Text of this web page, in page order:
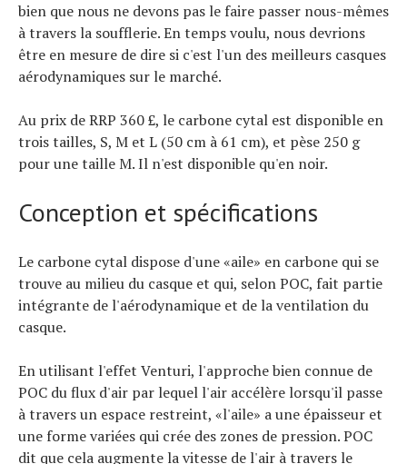
bien que nous ne devons pas le faire passer nous-mêmes
à travers la soufflerie. En temps voulu, nous devrions
être en mesure de dire si c'est l'un des meilleurs casques
aérodynamiques sur le marché.
Au prix de RRP 360 £, le carbone cytal est disponible en
trois tailles, S, M et L (50 cm à 61 cm), et pèse 250 g
pour une taille M. Il n'est disponible qu'en noir.
Conception et spécifications
Le carbone cytal dispose d'une «aile» en carbone qui se
trouve au milieu du casque et qui, selon POC, fait partie
intégrante de l'aérodynamique et de la ventilation du
casque.
En utilisant l'effet Venturi, l'approche bien connue de
POC du flux d'air par lequel l'air accélère lorsqu'il passe
à travers un espace restreint, «l'aile» a une épaisseur et
une forme variées qui crée des zones de pression. POC
dit que cela augmente la vitesse de l'air à travers le